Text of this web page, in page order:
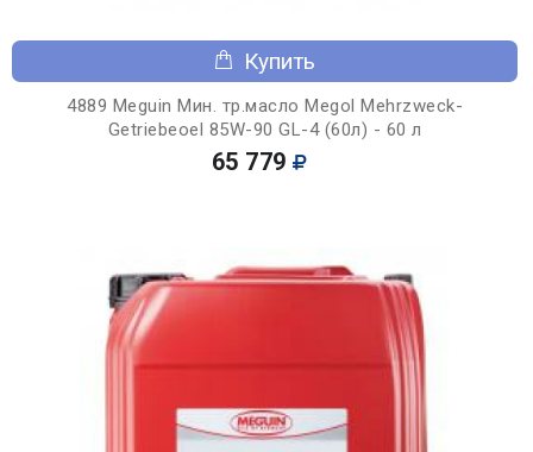
Купить
4889 Meguin Мин. тр.масло Megol Mehrzweck-
Getriebeoel 85W-90 GL-4 (60л) - 60 л
65 779